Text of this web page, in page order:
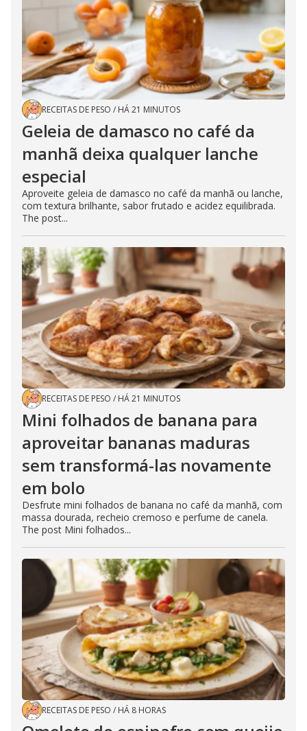
RECEITAS DE PESO / HÁ 21 MINUTOS
Geleia de damasco no café da
manhã deixa qualquer lanche
especial
Aproveite geleia de damasco no café da manhã ou lanche,
com textura brilhante, sabor frutado e acidez equilibrada.
The post...
RECEITAS DE PESO / HÁ 21 MINUTOS
Mini folhados de banana para
aproveitar bananas maduras
sem transformá-las novamente
em bolo
Desfrute mini folhados de banana no café da manhã, com
massa dourada, recheio cremoso e perfume de canela.
The post Mini folhados...
RECEITAS DE PESO / HÁ 8 HORAS